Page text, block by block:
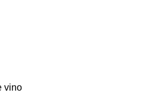
vino